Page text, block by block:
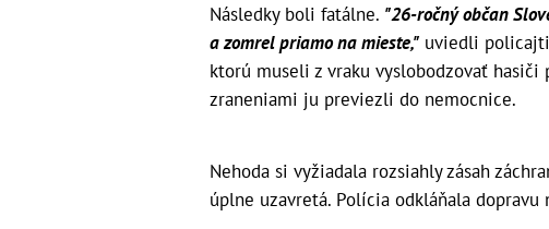
Následky boli fatálne. "26-ročný občan
a zomrel priamo na mieste," uviedli
ktorú museli z vraku vyslobodzovať
zraneniami ju previezli do nemocnice.
Nehoda si vyžiadala rozsiahly zásah
úplne uzavretá. Polícia odkláňala dopravu